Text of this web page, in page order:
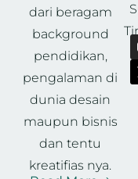
dari beragam
background
pendidikan,
pengalaman di
dunia desain
maupun bisnis
dan tentu
kreatifias nya.